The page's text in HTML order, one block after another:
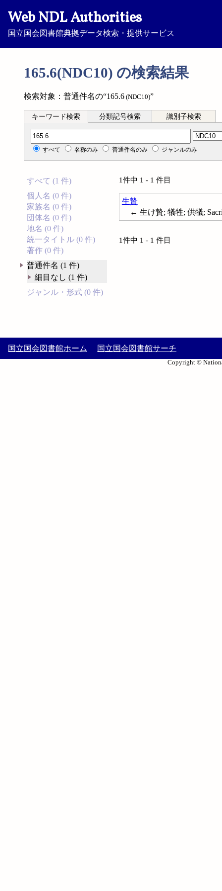
Web NDL Authorities
国立国会図書館典拠データ検索・提供サービス
165.6(NDC10) の検索結果
検索対象：普通件名の“165.6 (NDC10)”
キーワード検索 分類記号検索 識別子検索
分類記号検索
すべて 名称のみ 普通件名のみ ジャンルのみ
すべて (1 件)
個人名 (0 件)
家族名 (0 件)
団体名 (0 件)
地名 (0 件)
統一タイトル (0 件)
著作 (0 件)
普通件名 (1 件)
細目なし (1 件)
ジャンル・形式 (0 件)
1件中 1 - 1 件目
生贄
← 生け贄; 犠牲; 供犠;
1件中 1 - 1 件目
国立国会図書館ホーム 国立国会図書館サーチ
Copyright ©